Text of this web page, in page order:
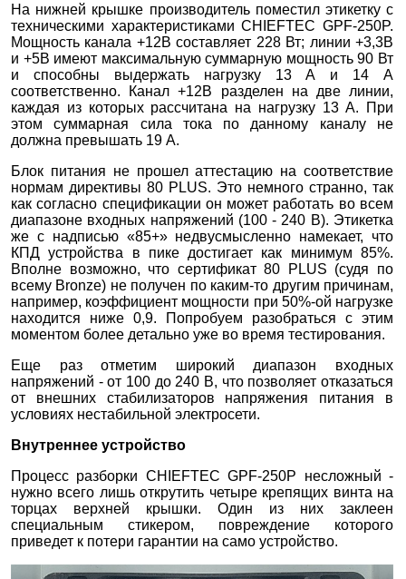
На нижней крышке производитель поместил этикетку с
техническими характеристиками CHIEFTEC GPF-250P.
Мощность канала +12В составляет 228 Вт; линии +3,3В
и +5В имеют максимальную суммарную мощность 90 Вт
и способны выдержать нагрузку 13 А и 14 А
соответственно. Канал +12В разделен на две линии,
каждая из которых рассчитана на нагрузку 13 А. При
этом суммарная сила тока по данному каналу не
должна превышать 19 А.
Блок питания не прошел аттестацию на соответствие
нормам директивы 80 PLUS. Это немного странно, так
как согласно спецификации он может работать во всем
диапазоне входных напряжений (100 - 240 В). Этикетка
же с надписью «85+» недвусмысленно намекает, что
КПД устройства в пике достигает как минимум 85%.
Вполне возможно, что сертификат 80 PLUS (судя по
всему Bronze) не получен по каким-то другим причинам,
например, коэффициент мощности при 50%-ой нагрузке
находится ниже 0,9. Попробуем разобраться с этим
моментом более детально уже во время тестирования.
Еще раз отметим широкий диапазон входных
напряжений - от 100 до 240 В, что позволяет отказаться
от внешних стабилизаторов напряжения питания в
условиях нестабильной электросети.
Внутреннее устройство
Процесс разборки CHIEFTEC GPF-250P несложный -
нужно всего лишь открутить четыре крепящих винта на
торцах верхней крышки. Один из них заклеен
специальным стикером, повреждение которого
приведет к потери гарантии на само устройство.